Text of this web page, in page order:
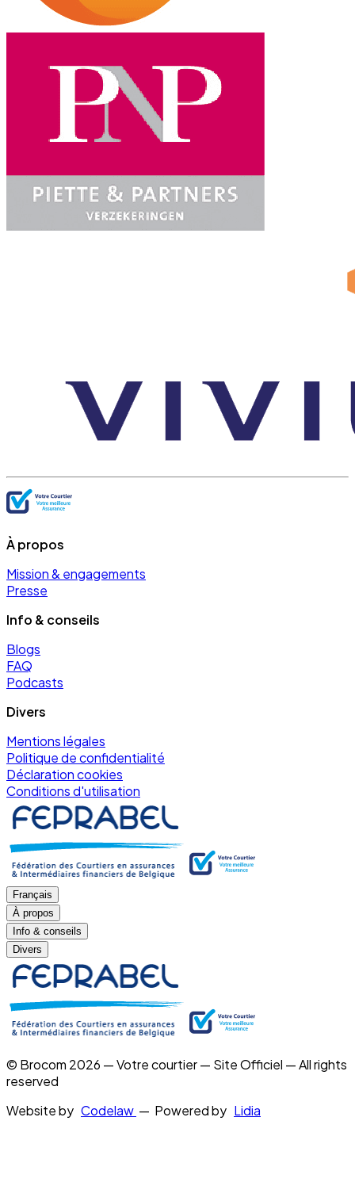
À propos
Mission & engagements
Presse
Info & conseils
Blogs
FAQ
Podcasts
Divers
Mentions légales
Politique de confidentialité
Déclaration cookies
Conditions d'utilisation
Français
À propos
Info & conseils
Divers
© Brocom 2026 — Votre courtier — Site Officiel — All rights
reserved
Website by Codelaw — Powered by Lidia